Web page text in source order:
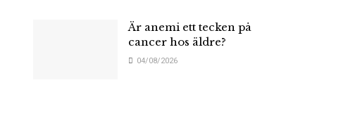
Är anemi ett tecken på
cancer hos äldre?
04/08/2026